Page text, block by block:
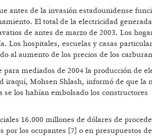
antes de la invasión estadounidense
El total de la electricidad
de antes de marzo de 2003. Los
Los hospitales, escuelas y casas
al aumento de los precios de los
mediados de 2004 la producción de
iraquí, Mohsen Shlash, informó de que la
los habían embolsado los constructores
16.000 millones de dólares de
los ocupantes [7] o en presupuestos